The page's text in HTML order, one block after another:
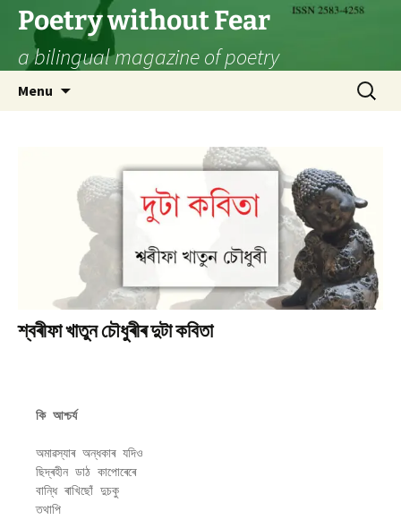
Skip
content
Poetry without Fear
a bilingual magazine of poetry
Menu
Search
for:
শ্বৰীফা খাতুন চৌধুৰীৰ দুটা কবিতা
কি আশ্চৰ্য
অমাৱস্যাৰ অন্ধকাৰ যদিও
ছিদ্ৰহীন ডাঠ কাপোৰেৰে
বান্ধি ৰাখিছোঁ দুচকু
তথাপি